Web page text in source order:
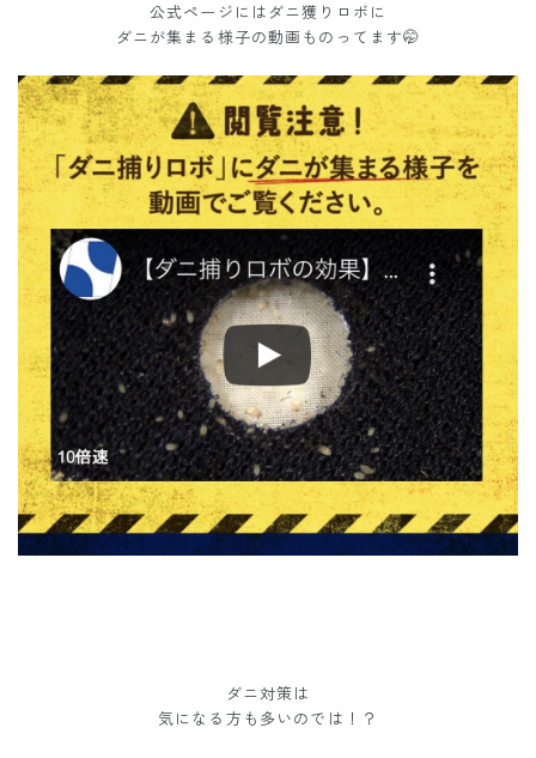
公式ページにはダニ獲りロボに
ダニが集まる様子の動画ものってます🤭
ダニ対策は
気になる方も多いのでは！？